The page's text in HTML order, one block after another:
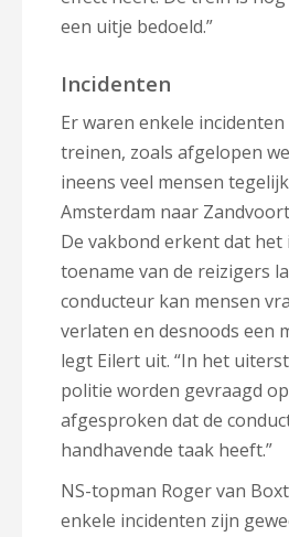
een uitje bedoeld.”
Incidenten
Er waren enkele
treinen, zoals afgelopen
ineens veel mensen
Amsterdam naar
De vakbond erkent dat het
toename van de reizigers
conducteur kan mensen
verlaten en desnoods een
legt Eilert uit. “In het
politie worden gevraagd
afgesproken dat de
handhavende taak heeft.”
NS-topman Roger van
enkele incidenten zijn